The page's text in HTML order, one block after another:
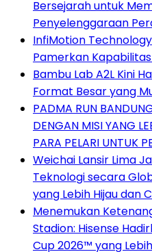
Bersejarah untuk
Penyelenggaraan
InfiMotion
Pamerkan
Bambu Lab A2L Kini
Format Besar yang
PADMA RUN
DENGAN MISI YANG
PARA PELARI UNTUK
Weichai Lansir Lima
Teknologi secara
yang Lebih Hijau dan
Menemukan
Stadion: Hisense
Cup 2026™ yang